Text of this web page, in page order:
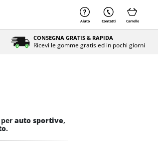
Aiuto Contatti Carrello
CONSEGNA GRATIS & RAPIDA
Ricevi le gomme gratis ed in pochi giorni
auto sportive,
.